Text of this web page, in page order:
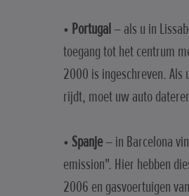
• Portugal– als u in
toegang tot het centrum
2000 is ingeschreven. Als
rijdt, moet uw auto
• Spanje– in Barcelona
emission". Hier hebben
2006 en gasvoertuigen